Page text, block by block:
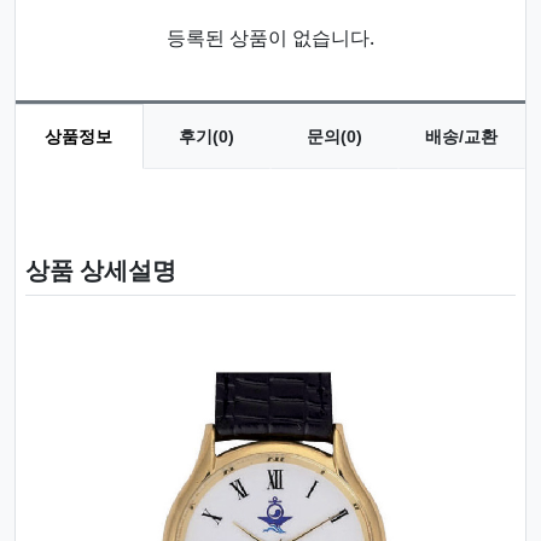
등록된 상품이 없습니다.
상품정보 후기(0) 문의(0) 배송/교환
상품 상세설명